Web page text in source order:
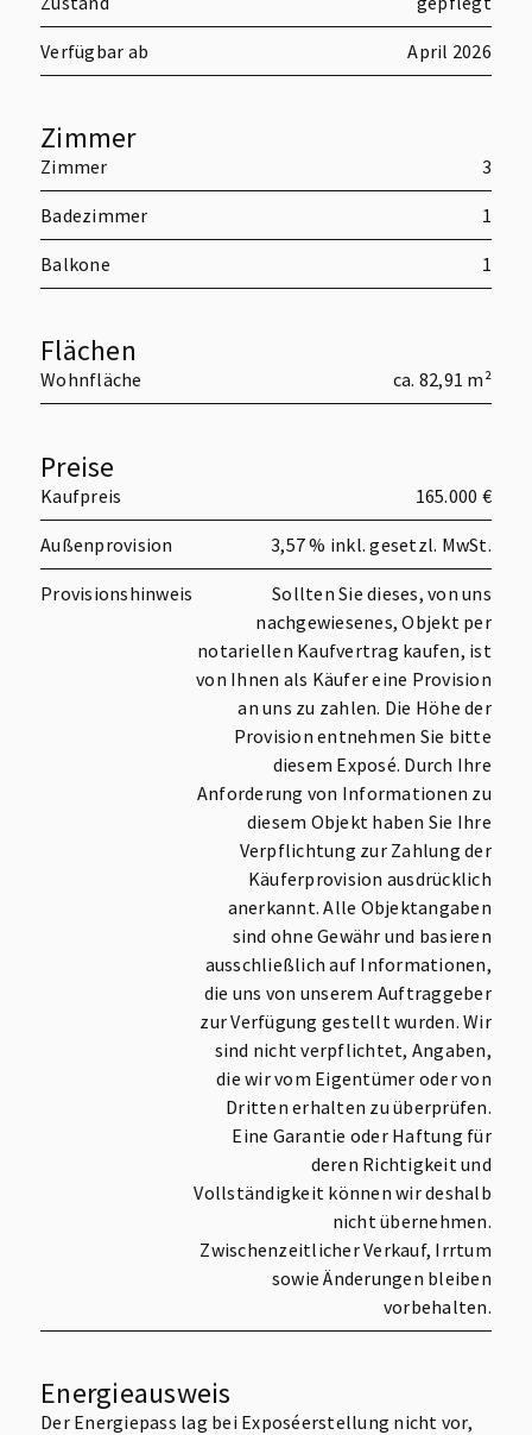
Verfügbar ab April 2026
Zimmer
Zimmer 3
Badezimmer 1
Balkone 1
Flächen
Wohnfläche ca. 82,91 m²
Preise
Kaufpreis 165.000 €
Außenprovision 3,57 % inkl. gesetzl. MwSt.
Provisionshinweis
Sollten Sie dieses, von uns
nachgewiesenes, Objekt per
notariellen Kaufvertrag kaufen, ist
von Ihnen als Käufer eine Provision
an uns zu zahlen. Die Höhe der
Provision entnehmen Sie bitte
diesem Exposé. Durch Ihre
Anforderung von Informationen zu
diesem Objekt haben Sie Ihre
Verpflichtung zur Zahlung der
Käuferprovision ausdrücklich
anerkannt. Alle Objektangaben
sind ohne Gewähr und basieren
ausschließlich auf Informationen,
die uns von unserem Auftraggeber
zur Verfügung gestellt wurden. Wir
sind nicht verpflichtet, Angaben,
die wir vom Eigentümer oder von
Dritten erhalten zu überprüfen.
Eine Garantie oder Haftung für
deren Richtigkeit und
Vollständigkeit können wir deshalb
nicht übernehmen.
Zwischenzeitlicher Verkauf, Irrtum
sowie Änderungen bleiben
vorbehalten.
Energieausweis
Der Energiepass lag bei Exposéerstellung nicht vor,